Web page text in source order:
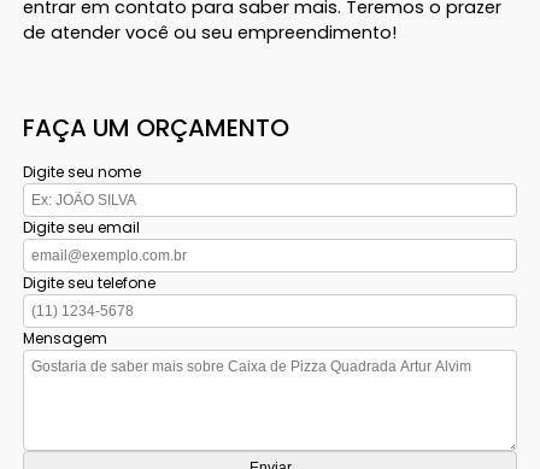
entrar em contato para saber mais. Teremos o prazer
de atender você ou seu empreendimento!
FAÇA UM ORÇAMENTO
Digite seu nome
Digite seu email
Digite seu telefone
Mensagem